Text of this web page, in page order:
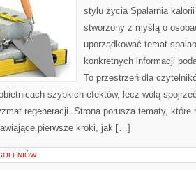
stylu życia Spalarnia
stworzony z myślą o
uporządkować temat
konkretnych informacji
To przestrzeń dla
szybkich efektów, lecz wolą
regeneracji. Strona porusza tematy, które
pierwsze kroki, jak […]